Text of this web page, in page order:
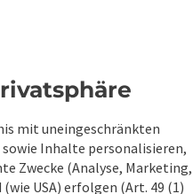
mit uneingeschränkten
Inhalte personalisieren,
Zwecke (Analyse, Marketing,
USA) erfolgen (Art. 49 (1)